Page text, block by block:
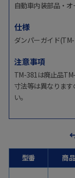
自動車内装部品・
仕様
ダンパーガイド
注意事項
TM-381は廃止品
寸法等は異なりま
い。
型番 商